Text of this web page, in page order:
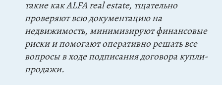
такие как ALFA real estate, тщательно
проверяют всю документацию на
недвижимость, минимизируют финансовые
риски и помогают оперативно решать все
вопросы в ходе подписания договора купли-
продажи.